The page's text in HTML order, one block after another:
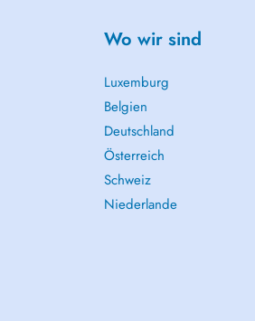
Wo wir sind
Luxemburg
Belgien
Deutschland
Österreich
Schweiz
Niederlande